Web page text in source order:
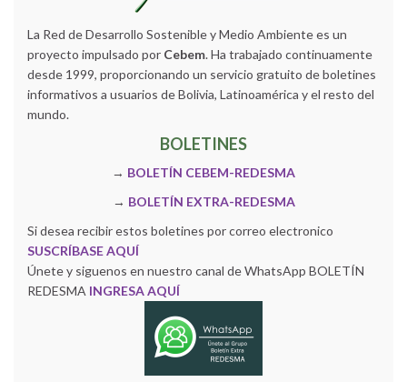
La Red de Desarrollo Sostenible y Medio Ambiente es un
proyecto impulsado por Cebem. Ha trabajado continuamente
desde 1999, proporcionando un servicio gratuito de boletines
informativos a usuarios de Bolivia, Latinoamérica y el resto del
mundo.
BOLETINES
→ BOLETÍN CEBEM-REDESMA
→ BOLETÍN EXTRA-REDESMA
Si desea recibir estos boletines por correo electronico
SUSCRÍBASE AQUÍ
Únete y siguenos en nuestro canal de WhatsApp BOLETÍN
REDESMA INGRESA AQUÍ